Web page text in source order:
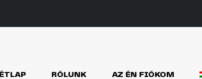
ÉTLAP RÓLUNK AZ ÉN FIÓKOM